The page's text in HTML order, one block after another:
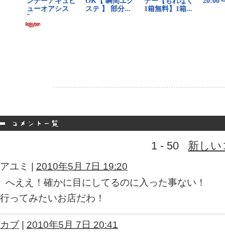
1 - 50 新し
アユミ | 2010年5月 7日 19:20
へええ！確かに目にしてるのに入った事ない！
行ってみたいお店だわ！
カブ| 2010年5月 7日 20:41